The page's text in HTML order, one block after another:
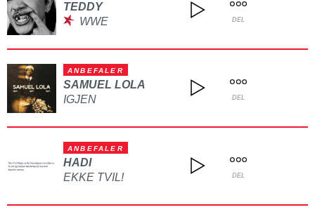
TEDDY
WWE
DEL
ANBEFALER
SAMUEL LOLA
IGJEN
DEL
ANBEFALER
HADI
EKKE TVIL!
DEL